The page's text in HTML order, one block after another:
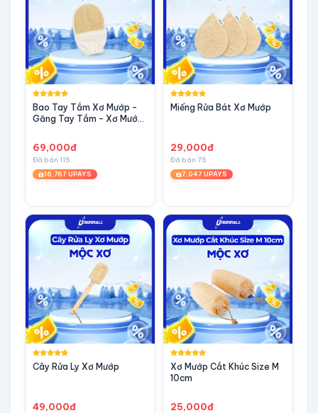
Bao Tay Tắm Xơ Mướp –
Găng Tay Tắm – Xơ Mướp
69,000đ
Đã bán 115
16,767 UPAYS
Miếng Rửa Bát Xơ Mướp
29,000đ
Đã bán 75
7,047 UPAYS
Cây Rửa Ly Xơ Mướp
49,000đ
Xơ Mướp Cắt Khúc Size M
10cm
25,000đ